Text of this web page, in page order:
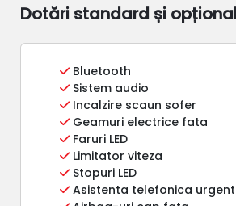
Dotări standard și
Bluetooth
Sistem audio
Incalzire scaun sofer
Geamuri electrice fata
Faruri LED
Limitator viteza
Stopuri LED
Asistenta telefonica